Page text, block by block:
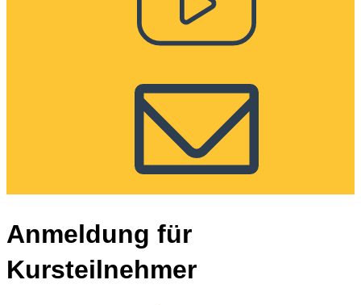
Anmeldung für
Kursteilnehmer